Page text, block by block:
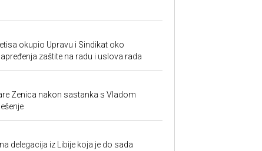
okupio Upravu i Sindikat oko
zaštite na radu i uslova rada
Zenica nakon sastanka s Vladom
delegacija iz Libije koja je do sada